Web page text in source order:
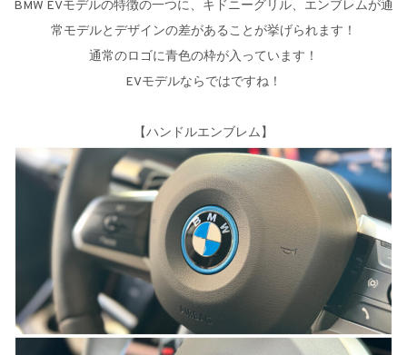
BMW EVモデルの特徴の一つに、キドニーグリル、エンブレムが通
常モデルとデザインの差があることが挙げられます！
通常のロゴに青色の枠が入っています！
EVモデルならではですね！
【ハンドルエンブレム】